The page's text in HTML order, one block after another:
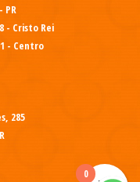
PR
- Cristo Rei
- Centro
285
0